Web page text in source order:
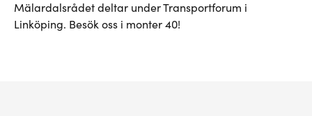
Mälardalsrådet deltar under Transportforum i
Linköping. Besök oss i monter 40!